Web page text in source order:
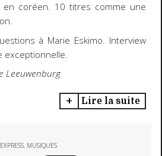
coréen. 10 titres comme une
à Marie Eskimo. Interview
exceptionnelle.
Leeuwenburg
Lire la suite
, MUSIQUES